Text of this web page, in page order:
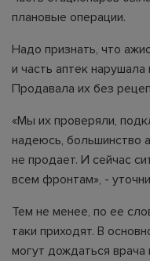
плановые операции.
Надо признать, что
и часть аптек
Продавала их без
«Мы их проверяли,
надеюсь, большинство
не продает. И сейчас
всем фронтам», -
Тем не менее, по ее
таки приходят. В
могут дождаться врача